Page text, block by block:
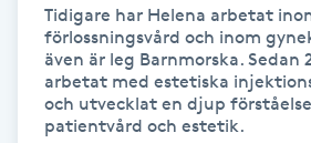
Hyaluronsyra
Hyperhidros
Tidigare har Helena arbetat
förlossningsvård och inom
även är leg Barnmorska. Sedan
arbetat med estetiska
och utvecklat en djup
patientvård och estetik.